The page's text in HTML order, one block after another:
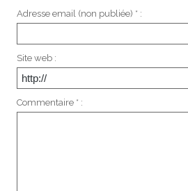
Adresse email (non publiée) * :
Site web :
Commentaire * :